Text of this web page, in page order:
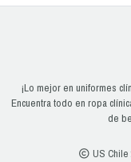
¡Lo mejor en uniformes
Encuentra todo en ropa
de
US Chile